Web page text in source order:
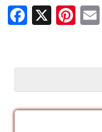
F
a
e
b
o
X Pi
nt
e
st